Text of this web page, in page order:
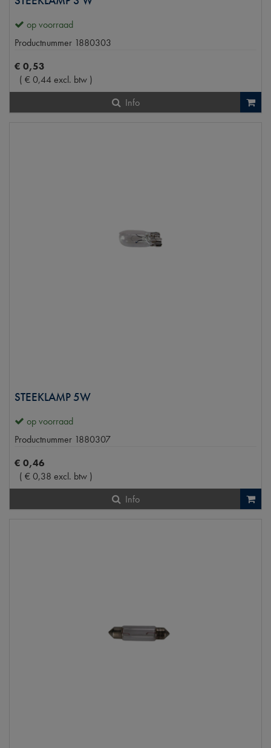
op voorraad
Productnummer 1880303
€ 0,53
( €0,44excl. btw )
Info
STEEKLAMP 5W
op voorraad
Productnummer 1880307
€ 0,46
( €0,38 excl. btw )
Info